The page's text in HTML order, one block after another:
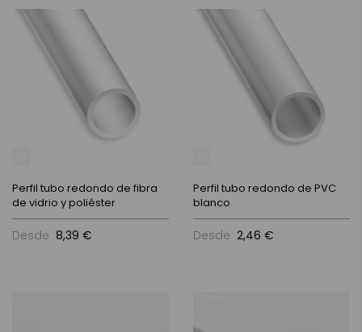
Perfil tubo redondo de fibra
de vidrio y poliéster
Desde 8,39 €
Perfil tubo redondo de PVC
blanco
Desde 2,46 €